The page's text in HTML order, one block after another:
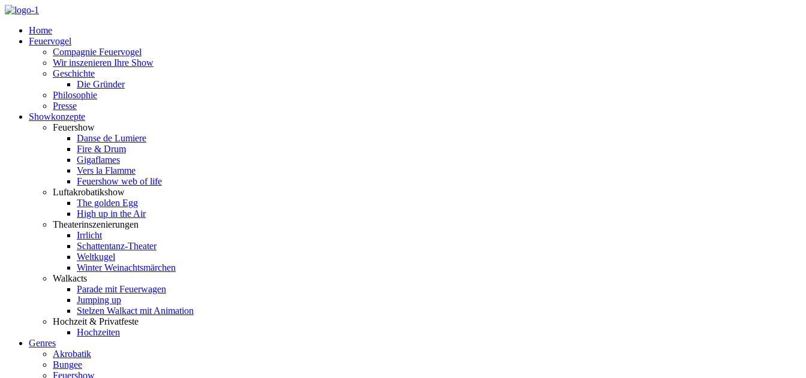
Home
Feuervogel
Compagnie Feuervogel
Wir inszenieren Ihre Show
Geschichte
Die Gründer
Philosophie
Presse
Showkonzepte
Feuershow
Danse de Lumiere
Fire & Drum
Gigaflames
Vers la Flamme
Feuershow web of life
Luftakrobatikshow
The golden Egg
High up in the Air
Theaterinszenierungen
Irrlicht
Schattentanz-Theater
Weltkugel
Winter Weinachtsmärchen
Walkacts
Parade mit Feuerwagen
Jumping up
Stelzen Walkact mit Animation
Hochzeit & Privatfeste
Hochzeiten
Genres
Akrobatik
Bungee
Feuershow